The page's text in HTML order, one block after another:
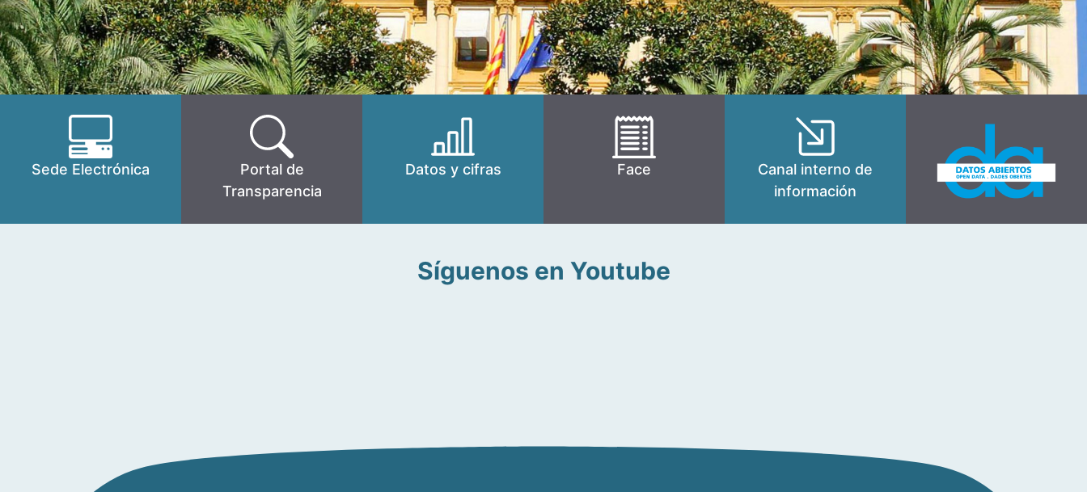
Sede Electrónica
Portal de
Transparencia
Datos y cifras Face
Canal interno de
información
Síguenos en Youtube